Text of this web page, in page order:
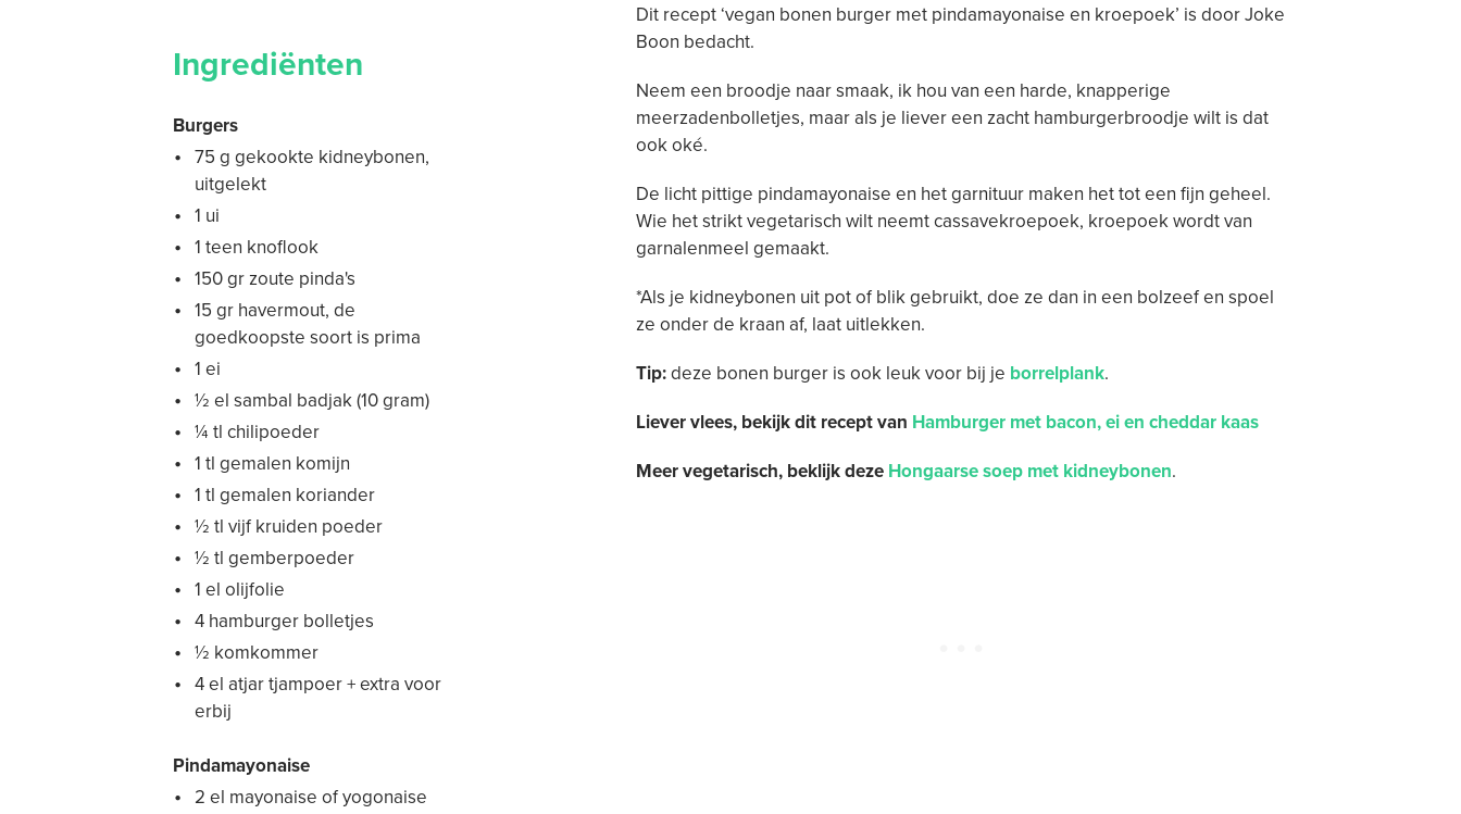
Ingrediënten
Burgers
75 g gekookte kidneybonen,
uitgelekt
1 ui
1 teen knoflook
150 gr zoute pinda's
15 gr havermout, de
goedkoopste soort is prima
1 ei
½ el sambal badjak (10 gram)
¼ tl chilipoeder
1 tl gemalen komijn
1 tl gemalen koriander
½ tl vijf kruiden poeder
½ tl gemberpoeder
1 el olijfolie
4 hamburger bolletjes
½ komkommer
4 el atjar tjampoer + extra voor
erbij
Pindamayonaise
2 el mayonaise of yogonaise
Dit recept ‘vegan bonen burger met pindamayonaise en kroepoek’ is door Joke
Boon bedacht.
Neem een broodje naar smaak, ik hou van een harde, knapperige
meerzadenbolletjes, maar als je liever een zacht hamburgerbroodje wilt is dat
ook oké.
De licht pittige pindamayonaise en het garnituur maken het tot een fijn geheel.
Wie het strikt vegetarisch wilt neemt cassavekroepoek, kroepoek wordt van
garnalenmeel gemaakt.
*Als je kidneybonen uit pot of blik gebruikt, doe ze dan in een bolzeef en spoel
ze onder de kraan af, laat uitlekken.
Tip:deze bonen burger is ook leuk voor bij je borrelplank.
Liever vlees, bekijk dit recept van Hamburger met bacon, ei en cheddar kaas
Meer vegetarisch, beklijk deze Hongaarse soep met kidneybonen.